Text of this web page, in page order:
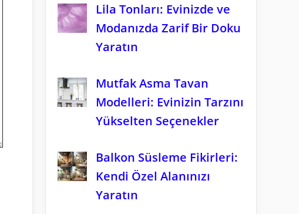
Lila Tonları: Evinizde ve
Modanızda Zarif Bir Doku
Yaratın
Mutfak Asma Tavan
Modelleri: Evinizin Tarzını
Yükselten Seçenekler
Balkon Süsleme Fikirleri:
Kendi Özel Alanınızı
Yaratın